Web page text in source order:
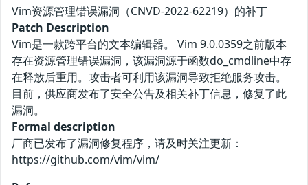
Vim资源管理错误漏洞（CNVD-2022-62219）的补丁
Patch Description
Vim是一款跨平台的文本编辑器。 Vim 9.0.0359之前版本
存在资源管理错误漏洞，该漏洞源于函数do_cmdline中存
在释放后重用。攻击者可利用该漏洞导致拒绝服务攻击。
目前，供应商发布了安全公告及相关补丁信息，修复了此
漏洞。
Formal description
厂商已发布了漏洞修复程序，请及时关注更新：
https://github.com/vim/vim/